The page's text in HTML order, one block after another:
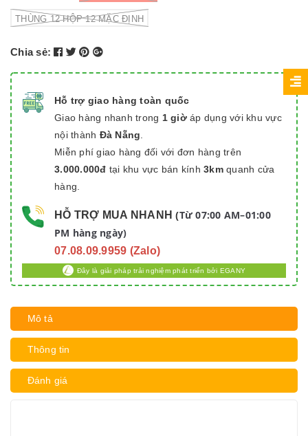
THÙNG 12 HỘP 12 MẶC ĐỊNH
Chia sẻ:
Hỗ trợ giao hàng toàn quốc
Giao hàng nhanh trong 1 giờáp dụng với khu vực
nội thành Đà Nẵng
Miễn phí giao hàng đối với đơn hàng trên
3.000.000đ tại khu vực bán kính 3kmquanh cửa
hàng.
HỖ TRỢ MUA NHANH (Từ 07:00 AM–01:00
PM hàng ngày)
07.08.09.9959 (Zalo)
Đây là giải pháp trải nghiệm phát triển bởi EGANY
Mô tả
Thông tin
Đánh giá